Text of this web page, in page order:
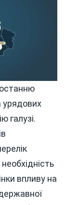
урядових
галузі.
впливу на